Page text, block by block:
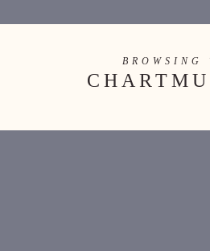
BROWSING